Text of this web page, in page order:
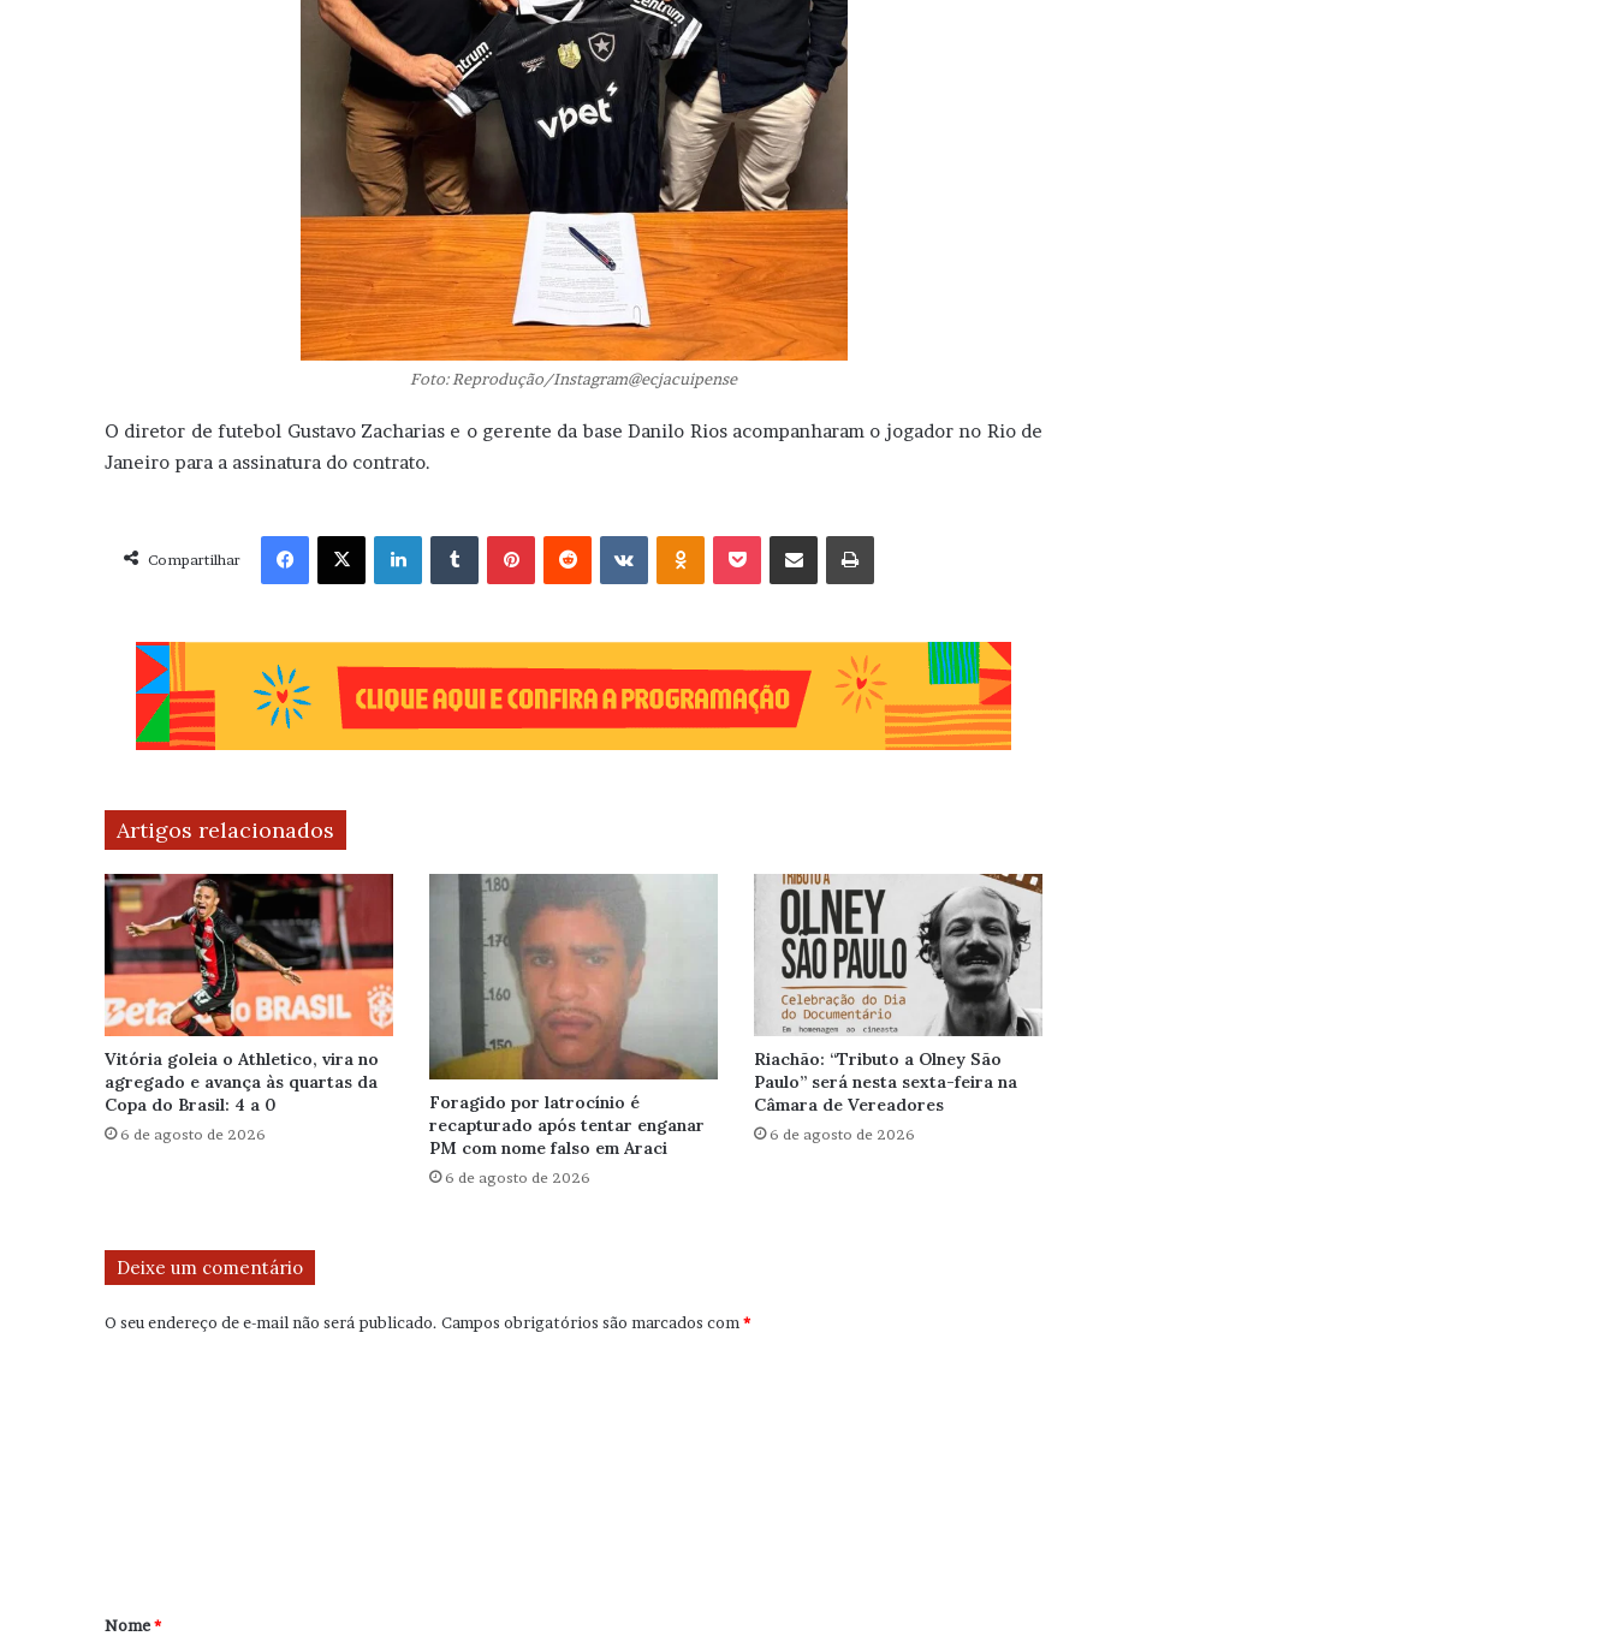
Foto: Reprodução/Instagram@ecjacuipense
O diretor de futebol Gustavo Zacharias e o gerente da base Danilo Rios acompanharam o jogador no Rio de
Janeiro para a assinatura do contrato.
Compartilhar
Facebook X Linkedin VK OK
Artigos relacionados
Vitória goleia o Athletico, vira no
agregado e avança às quartas da
Copa do Brasil: 4 a 0
6 de agosto de 2026
Foragido por latrocínio é
recapturado após tentar enganar
PM com nome falso em Araci
6 de agosto de 2026
Riachão: “Tributo a Olney São
Paulo” será nesta sexta-feira na
Câmara de Vereadores
6 de agosto de 2026
Deixe um comentário
O seu endereço de e-mail não será publicado. Campos obrigatórios são marcados com *
r
Nome*